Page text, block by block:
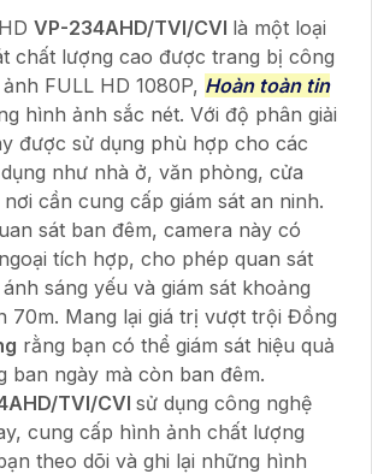
VP-234AHD/TVI/CVI là một loại
chất lượng cao được trang bị công
FULL HD 1080P, Hoàn toàn tin
hình ảnh sắc nét. Với độ phân giải
được sử dụng phù hợp cho các
như nhà ở, văn phòng, cửa
cần cung cấp giám sát an ninh.
sát ban đêm, camera này có
tích hợp, cho phép quan sát
sáng yếu và giám sát khoảng
70m. Mang lại giá trị vượt trội Đồng
rằng bạn có thể giám sát hiệu quả
ban ngày mà còn ban đêm.
TVI/CVI sử dụng công nghệ
cung cấp hình ảnh chất lượng
theo dõi và ghi lại những hình